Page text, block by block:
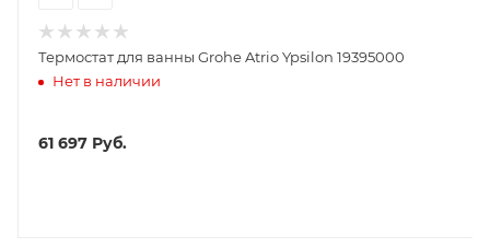
Термостат для ванны Grohe Atrio Ypsilon 19395000
Нет в наличии
61 697 Руб.